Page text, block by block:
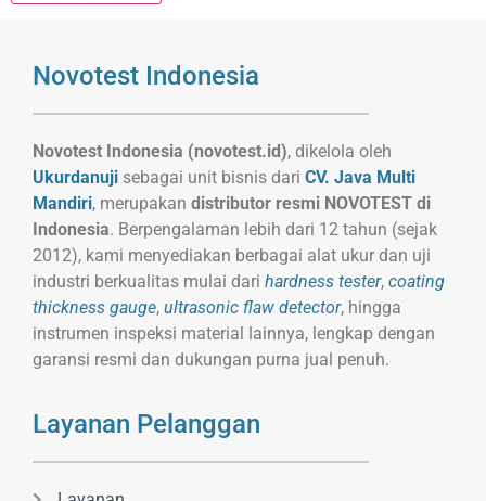
Novotest Indonesia
Novotest Indonesia (novotest.id), dikelola oleh
Ukurdanuji sebagai unit bisnis dari CV. Java Multi
Mandiri, merupakan distributor resmi NOVOTEST di
Indonesia. Berpengalaman lebih dari 12 tahun (sejak
2012), kami menyediakan berbagai alat ukur dan uji
industri berkualitas mulai dari hardness tester, coating
thickness gauge, ultrasonic flaw detector, hingga
instrumen inspeksi material lainnya, lengkap dengan
garansi resmi dan dukungan purna jual penuh.
Layanan Pelanggan